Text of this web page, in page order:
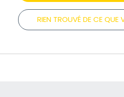
RIEN TROUVÉ DE CE